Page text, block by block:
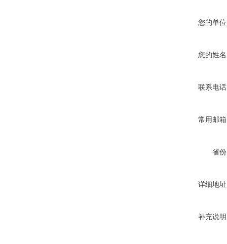
您的单
您的姓
联系电
常用邮
省
详细地
补充说